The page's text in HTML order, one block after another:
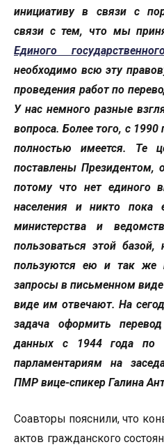
инициативу в связи с
связи с тем, что мы
Единого
необходимо всю эту
проведения работ по
У нас немного разные
вопроса. Более того, с
полностью имеется. Те
поставлены Президентом,
потому что нет единого
населения и никто пока
министерства и
пользоваться этой
пользуются ею и так же
запросы в письменном
виде им отвечают. На
задача оформить
данных с 1944 года по
парламентариям на
ПМР вице-спикер Галина
Соавторы пояснили, что
актов гражданского